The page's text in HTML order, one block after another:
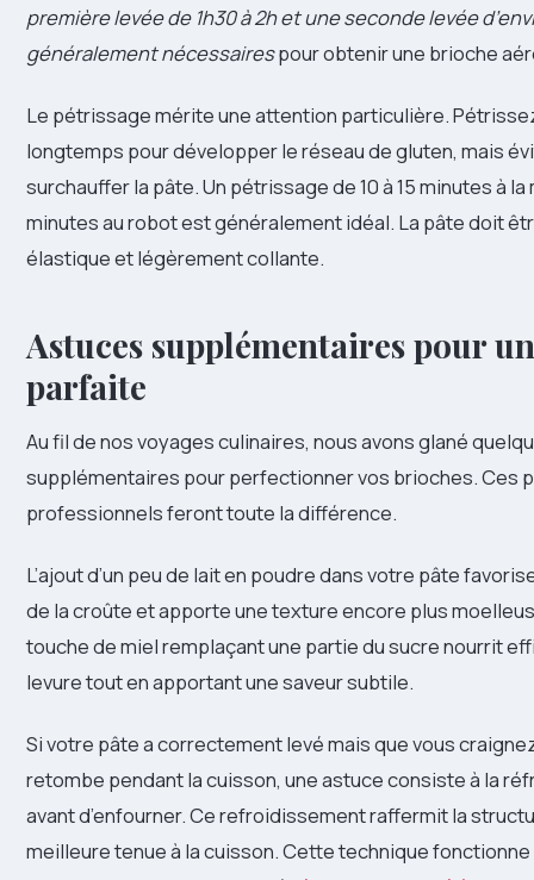
première levée de 1h30 à 2h et une seconde levée
généralement nécessairespour obtenir une brioche
Le pétrissage mérite une attention particulière.
longtemps pour développer le réseau de gluten, mais
surchauffer la pâte. Un pétrissage de 10 à 15 minutes à la
minutes au robot est généralement idéal. La pâte doit
élastique et légèrement collante.
Astuces supplémentaires pour
parfaite
Au fil de nos voyages culinaires, nous avons glané
supplémentaires pour perfectionner vos brioches. Ces
professionnels feront toute la différence.
L’ajout d’un peu de lait en poudre dans votre pâte
de la croûte et apporte une texture encore plus
touche de miel remplaçant une partie du sucre nourrit
levure tout en apportant une saveur subtile.
Si votre pâte a correctement levé mais que vous
retombe pendant la cuisson, une astuce consiste à la
avant d’enfourner. Ce refroidissement raffermit la
meilleure tenue à la cuisson. Cette technique